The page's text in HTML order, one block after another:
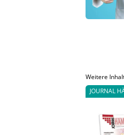
Weitere
JOURNAL